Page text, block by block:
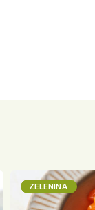
ZELENINA